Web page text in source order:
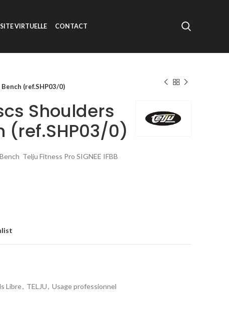
VIRTUELLE CONTACT
(ref.SHP03/0)
Shoulders
(ref.SHP03/0)
Telju Fitness Pro SIGNEE IFBB
Libre, TELJU, Usage professionnel